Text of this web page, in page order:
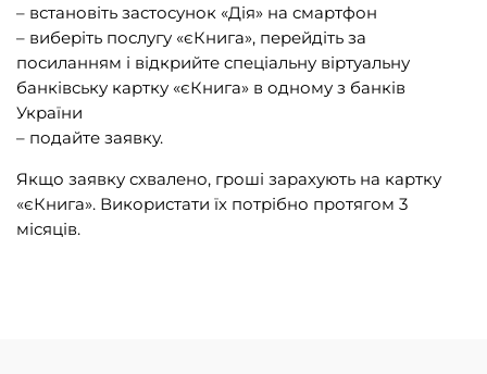
– встановіть застосунок «Дія» на смартфон
– виберіть послугу «єКнига», перейдіть за
посиланням і відкрийте спеціальну віртуальну
банківську картку «єКнига» в одному з банків
України
– подайте заявку.
Якщо заявку схвалено, гроші зарахують на картку
«єКнига». Використати їх потрібно протягом 3
місяців.